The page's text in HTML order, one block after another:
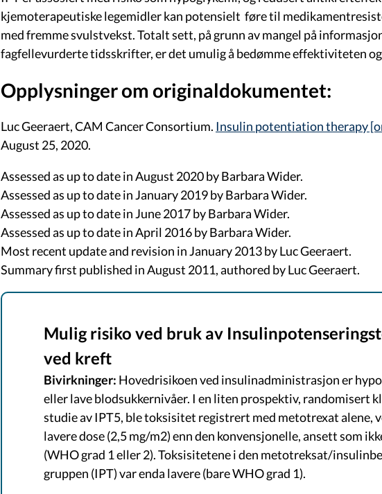
kjemoterapeutiske legemidler kan potensielt føre til
med fremme svulstvekst. Totalt sett, på grunn av mangel på
fagfellevurderte tidsskrifter, er det umulig å bedømme effektiviteten
Opplysninger om originaldokumentet:
Luc Geeraert, CAM Cancer Consortium. Insulin potentiation therapy
August 25, 2020.
Assessed as up to date in August 2020 by Barbara Wider.
Assessed as up to date in January 2019 by Barbara Wider.
Assessed as up to date in June 2017 by Barbara Wider.
Assessed as up to date in April 2016 by Barbara Wider.
Most recent update and revision in January 2013 by Luc Geeraert.
Summary first published in August 2011, authored by Luc Geeraert.
Mulig risiko ved bruk av
ved kreft
Bivirkninger: Hovedrisikoen ved insulinadministrasjon er
eller lave blodsukkernivåer. I en liten prospektiv, randomisert
studie av IPT5, ble toksisitet registrert med metotrexat alene,
lavere dose (2,5 mg/m2) enn den konvensjonelle, ansett som
(WHO grad 1 eller 2). Toksisitetene i den metotreksat/
gruppen (IPT) var enda lavere (bare WHO grad 1).